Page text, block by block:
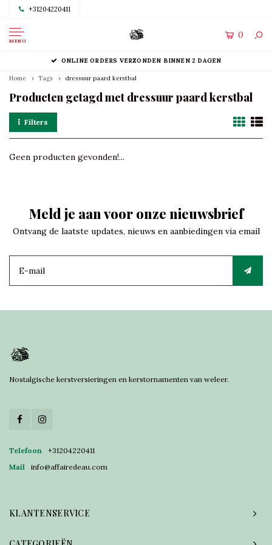
+31204220411
MENU
0
ONLINE ORDERS VERZONDEN BINNEN 2 DAGEN
Home Tags dressuur paard kerstbal
Producten getagd met dressuur paard kerstbal
Filters
Geen producten gevonden!...
Meld je aan voor onze nieuwsbrief
Ontvang de laatste updates, nieuws en aanbiedingen via email
Nostalgische kerstversieringen en kerstornamenten van weleer.
Telefoon
+31204220411
Mail
info@affairedeau.com
KLANTENSERVICE